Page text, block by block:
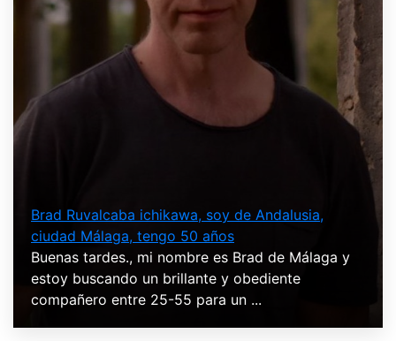
Brad Ruvalcaba ichikawa, soy de Andalusia,
ciudad Málaga, tengo 50 años
Buenas tardes., mi nombre es Brad de Málaga y
estoy buscando un brillante y obediente
compañero entre 25-55 para un ...